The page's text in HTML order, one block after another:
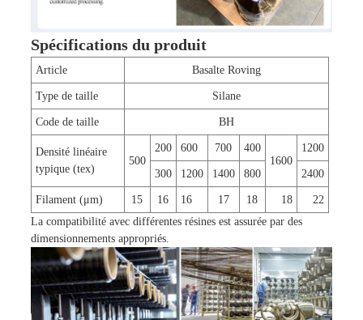
Spécifications du produit
Article Basalte Roving
Type de taille Silane
Code de taille BH
Densité linéaire
typique (tex)
500
200 600 700
400
1600
1200
300 1200 1400 800 2400
Filament (μm) 15 16 16 17 18 18
22
La compatibilité avec différentes résines est assurée par des
dimensionnements appropriés.